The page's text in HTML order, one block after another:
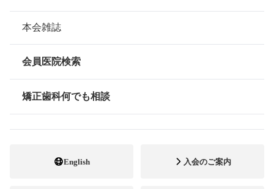
組織について
本会の歴史
情報公開
矯正歯科治療について
本会雑誌
会員医院検索
矯正歯科何でも相談
English 入会のご案内
2019 年 12 月吉日
第 15 回ブレース スマイル コンテスト受賞作
～最優秀賞は、蛯原東丸さん『夏!』～